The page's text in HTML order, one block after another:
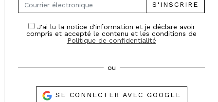
- 27%
SALES
S'INSCRIRE
J'ai lu la notice d'information et je déclare avoir
compris et accepté le contenu et les conditions de
Politique de confidentialité
ou
SE CONNECTER AVEC GOOGLE